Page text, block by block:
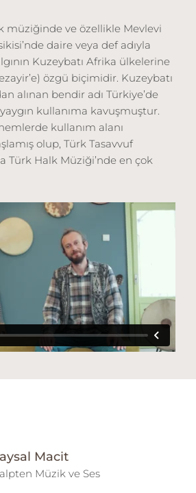
müziğinde ve özellikle Mevlevi
daire veya def adıyla
Kuzeybatı Afrika ülkelerine
özgü biçimidir. Kuzeybatı
alınan bendir adı Türkiye’de
kullanıma kavuşmuştur.
kullanım alanı
olup, Türk Tasavvuf
Türk Halk Müziği’nde en çok
olmuştur. Keçi derisi ve oğlak
deri kullanımı da
ritm ve titreşim sayesinde
ve hastalıklarda
bir enstrümandır. Bendir
Bendir ile tanışılır, devamında
ritim ve usüllerle ilerlenir.
Macit
Müzik ve Ses